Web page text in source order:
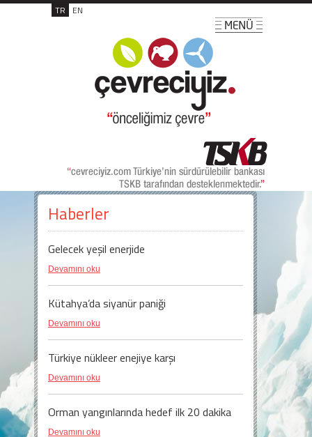
TR EN
Haberler
Gelecek yeşil enerjide
Devamını oku
Kütahya’da siyanür paniği
Devamını oku
Türkiye nükleer enejiye karşı
Devamını oku
Orman yangınlarında hedef ilk 20 dakika
Devamını oku